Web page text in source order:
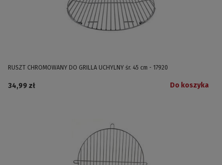
RUSZT CHROMOWANY DO GRILLA UCHYLNY śr. 45 cm - 17920
34,99 zł Do koszyka